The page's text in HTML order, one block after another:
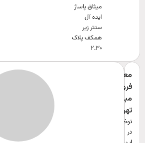
میثاق پاساژ
ایده آل
سنتر زیر
همکف پلاک
معرفی
فروشگاه
مبلمان
تهرانی
توضیحی